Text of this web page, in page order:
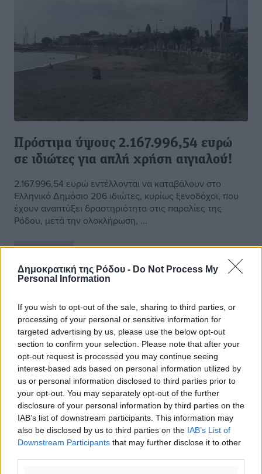
Δημοκρατική της Ρόδου - Do Not Process My
Personal Information
If you wish to opt-out of the sale, sharing to third parties, or
processing of your personal or sensitive information for
targeted advertising by us, please use the below opt-out
section to confirm your selection. Please note that after your
opt-out request is processed you may continue seeing
interest-based ads based on personal information utilized by
us or personal information disclosed to third parties prior to
your opt-out. You may separately opt-out of the further
disclosure of your personal information by third parties on the
IAB’s list of downstream participants. This information may
also be disclosed by us to third parties on the IAB’s List of
Downstream Participants that may further disclose it to other
Πρόστιμα ύψους 2.167.996,54 ευρώ
σε ιδιώτες για απλή χρήση αιγιαλού!
2.167.996,54 ευρώ εντέλλονται να καταβάλουν στο
Ελληνικό Δημόσιο 206 ιδιώτες, κυρίως ξενοδόχοι, που
έχουν αναπτύξει δραστηριότητα στις παραλίες της
Ρόδου, μετά την ολοκλήρωση, ...
02.12.18, 08:07